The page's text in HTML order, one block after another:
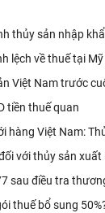
thủy sản nhập
lệch về thuế tại Mỹ
Việt Nam trước
tiền thuế quan
hàng Việt Nam:
với thủy sản xuất
sau điều tra
thuế bổ sung